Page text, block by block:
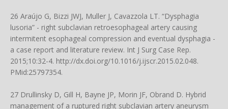
26 Araújo G, Bizzi JWJ, Muller J, Cavazzola LT. “Dysphagia
lusoria” - right subclavian retroesophageal artery causing
intermitent esophageal compression and eventual dysphagia -
a case report and literature review. Int J Surg Case Rep.
2015;10:32-4. http://dx.doi.org/10.1016/j.ijscr.2015.02.048.
PMid:25797354.
27 Drullinsky D, Gill H, Bayne JP, Morin JF, Obrand D. Hybrid
management of a ruptured right subclavian artery aneurysm